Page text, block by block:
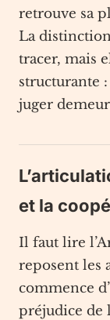
retrouve sa
La
tracer, mais
structurante :
juger
et la
Il faut lire
reposent les
commence
préjudice de